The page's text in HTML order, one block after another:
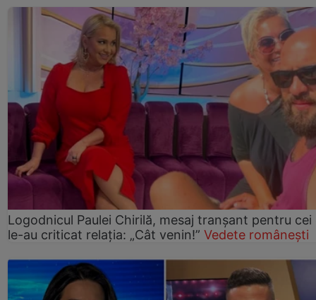
Logodnicul Paulei Chirilă, mesaj tranșant pentru cei
le-au criticat relația: „Cât venin!” Vedete românești